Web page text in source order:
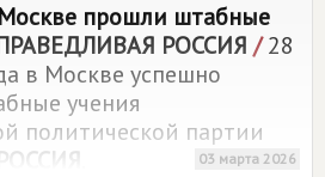
прошли штабные
РОССИЯ /28
в Москве успешно
учения
политической партии
03 марта 2026